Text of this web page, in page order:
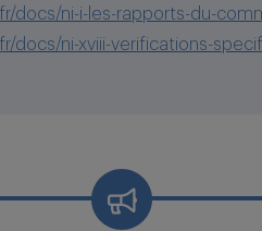
docs/ni-i-les-rapports-du-
docs/ni-xviii-verifications-